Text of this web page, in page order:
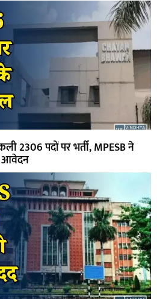
2306 पदों पर भर्ती, MPESB ने
आवेदन